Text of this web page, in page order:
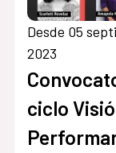
Desde 05
2023
ciclo